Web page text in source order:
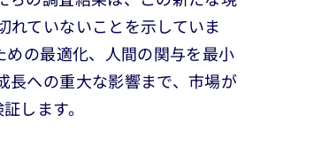
れていないことを示していま
めの最適化、人間の関与を最小
長への重大な影響まで、市場が
します。